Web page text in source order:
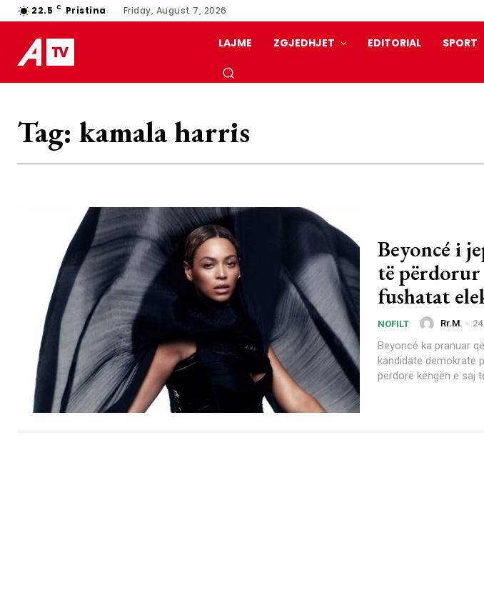
22.5 C Pristina Friday, August 7, 2026
LAJME ZGJEDHJET EDITORIAL SPORT
Tag: kamala harris
Beyoncé i
të përdorur
fushatat
NOFILT Rr.M. -
Beyoncé ka pranuar
kandidate demokrate
përdorë këngën e saj